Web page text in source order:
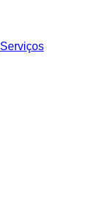
Serviços